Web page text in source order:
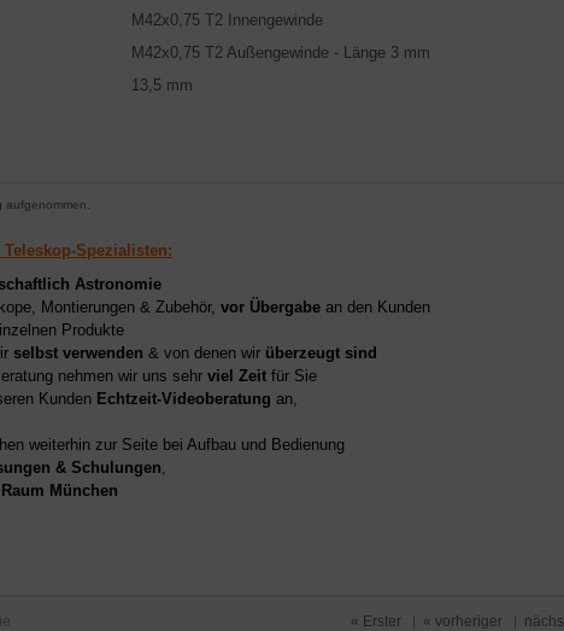
M42x0,75 T2 Innengewinde
M42x0,75 T2 Außengewinde - Länge 3 mm
13,5 mm
Spezialisten:
Astronomie
Montierungen & Zubehör, vor Übergabe an den Kunden
Produkte
selbst verwenden & von denen wir überzeugt sind
nehmen wir uns sehr viel Zeit für Sie
Kunden Echtzeit-Videoberatung an,
weiterhin zur Seite bei Aufbau und Bedienung
& Schulungen
München
« Erster | « vorheriger |